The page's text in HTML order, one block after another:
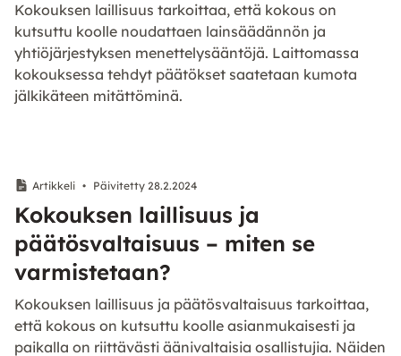
Kokouksen laillisuus tarkoittaa, että kokous on
kutsuttu koolle noudattaen lainsäädännön ja
yhtiöjärjestyksen menettelysääntöjä. Laittomassa
kokouksessa tehdyt päätökset saatetaan kumota
jälkikäteen mitättöminä.
Artikkeli • Päivitetty 28.2.2024
Kokouksen laillisuus ja
päätösvaltaisuus – miten se
varmistetaan?
Kokouksen laillisuus ja päätösvaltaisuus tarkoittaa,
että kokous on kutsuttu koolle asianmukaisesti ja
paikalla on riittävästi äänivaltaisia osallistujia. Näiden